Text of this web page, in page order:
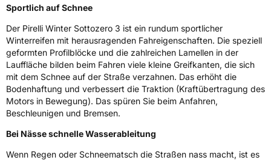
Effizienz C
NasshaftungB
Rollgeräusch (Klasse) A
Rollgeräusch (dB) 68
FahrzeugklasseC1
3PMSF / Schneeflockensymbol / Alpine-Symbol
Sportlich auf Schnee
Der Pirelli Winter Sottozero 3 ist ein rundum sportlicher
Winterreifen mit herausragenden Fahreigenschaften. Die speziell
geformten Profilblöcke und die zahlreichen Lamellen in der
Lauffläche bilden beim Fahren viele kleine Greifkanten, die sich
mit dem Schnee auf der Straße verzahnen. Das erhöht die
Bodenhaftung und verbessert die Traktion (Kraftübertragung des
Motors in Bewegung). Das spüren Sie beim Anfahren,
Beschleunigen und Bremsen.
Bei Nässe schnelle Wasserableitung
Wenn Regen oder Schneematsch die Straßen nass macht, ist es